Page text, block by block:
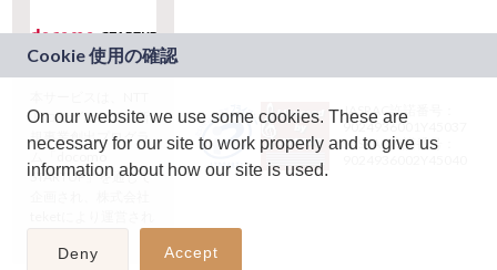
ドコモグループの新
規事業創出プログラ
ム「docomo
STARTUP」を通じて
JASRAC許諾番号：
9024936001Y45037
JASRAC許諾番号：
On our website we use some cookies. These are
necessary for our site to work properly and to give us
information about how our site is used.
Deny Accept